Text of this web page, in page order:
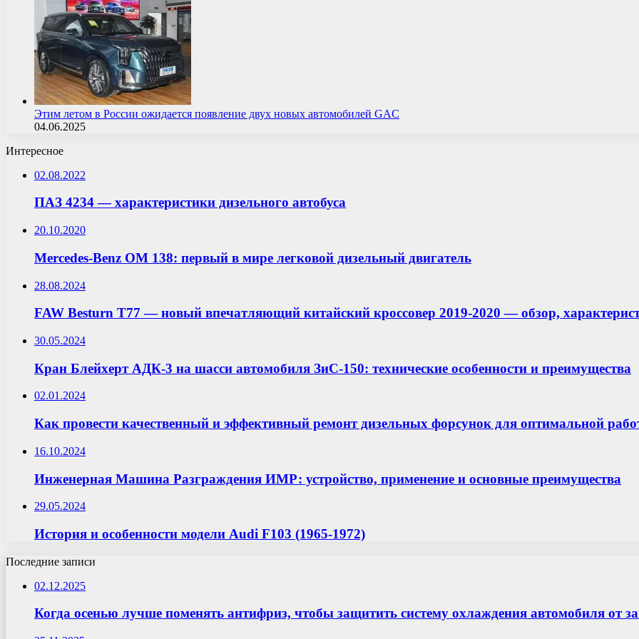
Этим летом в России ожидается появление двух новых автомобилей GAC
04.06.2025
Интересное
02.08.2022
ПАЗ 4234 — характеристики дизельного автобуса
20.10.2020
Mercedes-Benz OM 138: первый в мире легковой дизельный двигатель
28.08.2024
FAW Besturn T77 — новый впечатляющий китайский кроссовер 2019-2020 — обзор,
30.05.2024
Кран Блейхерт АДК-3 на шасси автомобиля ЗиС-150: технические особенности и преимущества
02.01.2024
Как провести качественный и эффективный ремонт дизельных форсунок для оптимальной
16.10.2024
Инженерная Машина Разграждения ИМР: устройство, применение и основные преимущества
29.05.2024
История и особенности модели Audi F103 (1965-1972)
Последние записи
02.12.2025
Когда осенью лучше поменять антифриз, чтобы защитить систему охлаждения автомобиля от